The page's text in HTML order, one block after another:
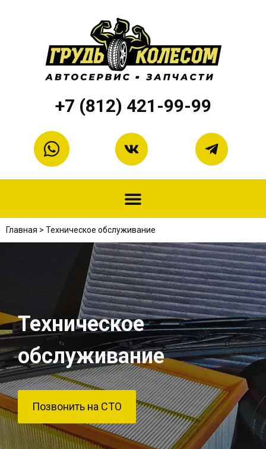
+7 (812) 421-99-99
Главная > Техническое обслуживание
Техническое
обслуживание
Позвонить на СТО